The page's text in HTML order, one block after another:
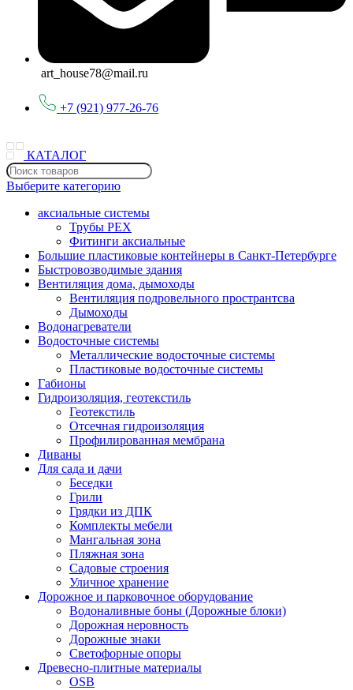
art_house78@mail.ru
+7 (921) 977-26-76
КАТАЛОГ
Выберите категорию
аксиальные системы
Трубы PEX
Фитинги аксиальные
Большие пластиковые контейнеры в Санкт-Петербурге
Быстровозводимые здания
Вентиляция дома, дымоходы
Вентиляция подровельного пространтсва
Дымоходы
Водонагреватели
Водосточные системы
Металлические водосточные системы
Пластиковые водосточные системы
Габионы
Гидроизоляция, геотекстиль
Геотекстиль
Отсечная гидроизоляция
Профилированная мембрана
Диваны
Для сада и дачи
Беседки
Грили
Грядки из ДПК
Комплекты мебели
Мангальная зона
Пляжная зона
Садовые строения
Уличное хранение
Дорожное и парковочное оборудование
Водоналивные боны (Дорожные блоки)
Дорожная неровность
Дорожные знаки
Светофорные опоры
Древесно-плитные материалы
OSB